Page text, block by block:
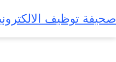
إلى
المحتوى
صحيفة توظيف